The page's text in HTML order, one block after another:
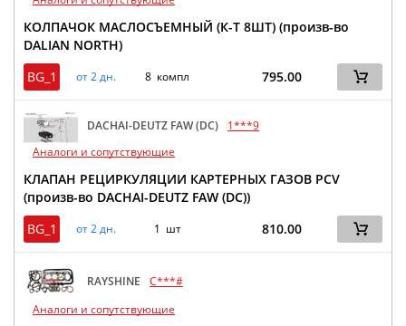
КОЛПАЧОК МАСЛОСЪЕМНЫЙ (К-Т 8ШТ) (произв-во
DALIAN NORTH)
BG_1
от 2 дн. 8 компл 795.00
DACHAI-DEUTZ FAW (DC)
1***9
Аналоги и сопутствующие
КЛАПАН РЕЦИРКУЛЯЦИИ КАРТЕРНЫХ ГАЗОВ PCV
(произв-во DACHAI-DEUTZ FAW (DC))
BG_1
от 2 дн. 1 шт 810.00
RAYSHINE
C***#
Аналоги и сопутствующие